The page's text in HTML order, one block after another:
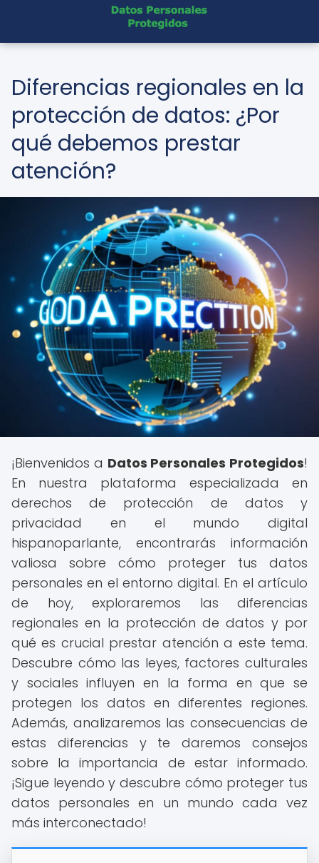
Diferencias regionales en la
protección de datos: ¿Por
qué debemos prestar
atención?
¡Bienvenidos a Datos Personales Protegidos!
En nuestra plataforma especializada en
derechos de protección de datos y
privacidad en el mundo digital
hispanoparlante, encontrarás información
valiosa sobre cómo proteger tus datos
personales en el entorno digital. En el artículo
de hoy, exploraremos las diferencias
regionales en la protección de datos y por
qué es crucial prestar atención a este tema.
Descubre cómo las leyes, factores culturales
y sociales influyen en la forma en que se
protegen los datos en diferentes regiones.
Además, analizaremos las consecuencias de
estas diferencias y te daremos consejos
sobre la importancia de estar informado.
¡Sigue leyendo y descubre cómo proteger tus
datos personales en un mundo cada vez
más interconectado!